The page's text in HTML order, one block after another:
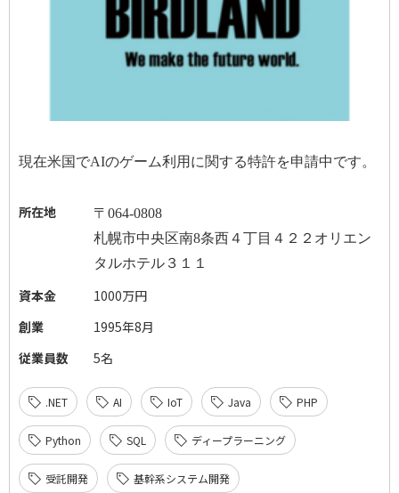
現在米国でAIのゲーム利用に関する特許を申請中です。
所在地 〒 064-0808
札幌市中央区南8条西４丁目４２２オリエン
タルホテル３１１
資本金
1000万円
創業
1995年8月
従業員数
5名
.NET AI IoT Java PHP
Python SQL ディープラーニング
受託開発 基幹系システム開発